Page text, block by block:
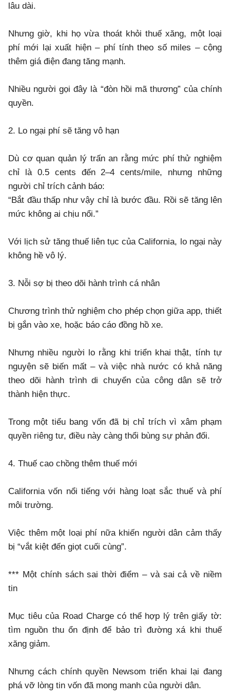
lâu dài.
Nhưng giờ, khi họ vừa thoát khỏi thuế xăng, một loại
phí mới lại xuất hiện – phí tính theo số miles – cộng
thêm giá điện đang tăng mạnh.
Nhiều người gọi đây là “đòn hồi mã thương” của chính
quyền.
2. Lo ngại phí sẽ tăng vô hạn
Dù cơ quan quản lý trấn an rằng mức phí thử nghiệm
chỉ là 0.5 cents đến 2–4 cents/mile, nhưng những
người chỉ trích cảnh báo:
“Bắt đầu thấp như vậy chỉ là bước đầu. Rồi sẽ tăng lên
mức không ai chịu nổi.”
Với lịch sử tăng thuế liên tục của California, lo ngại này
không hề vô lý.
3. Nỗi sợ bị theo dõi hành trình cá nhân
Chương trình thử nghiệm cho phép chọn giữa app, thiết
bị gắn vào xe, hoặc báo cáo đồng hồ xe.
Nhưng nhiều người lo rằng khi triển khai thật, tính tự
nguyện sẽ biến mất – và việc nhà nước có khả năng
theo dõi hành trình di chuyển của công dân sẽ trở
thành hiện thực.
Trong một tiểu bang vốn đã bị chỉ trích vì xâm phạm
quyền riêng tư, điều này càng thổi bùng sự phản đối.
4. Thuế cao chồng thêm thuế mới
California vốn nổi tiếng với hàng loạt sắc thuế và phí
môi trường.
Việc thêm một loại phí nữa khiến người dân cảm thấy
bị “vắt kiệt đến giọt cuối cùng”.
*** Một chính sách sai thời điểm – và sai cả về niềm
tin
Mục tiêu của Road Charge có thể hợp lý trên giấy tờ:
tìm nguồn thu ổn định để bảo trì đường xá khi thuế
xăng giảm.
Nhưng cách chính quyền Newsom triển khai lại đang
phá vỡ lòng tin vốn đã mong manh của người dân.